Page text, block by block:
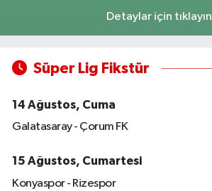
Detaylar için tıklayın
Süper Lig Fikstür
14 Ağustos, Cuma
Galatasaray - Çorum FK
15 Ağustos, Cumartesi
Konyaspor - Rizespor